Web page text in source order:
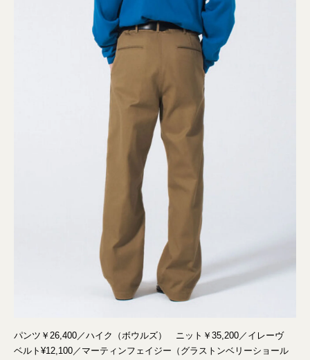
パンツ￥26,400／ハイク（ボウルズ） ニット￥35,200／イレーヴ
ベルト¥12,100／マーティンフェイジー（グラストンベリーショール